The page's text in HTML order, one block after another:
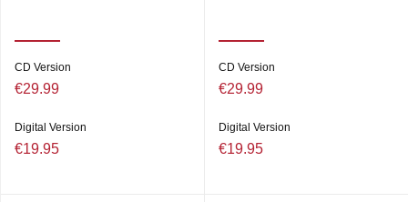
CD Version
€29.99
Digital Version
€19.95
CD Version
€29.99
Digital Version
€19.95